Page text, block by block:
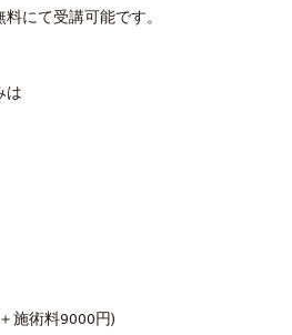
にて受講可能です。
は
施術料9000円)